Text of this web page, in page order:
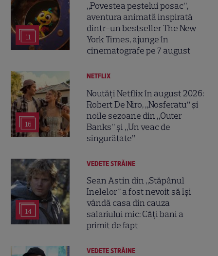
11
„Povestea peștelui posac”,
aventura animată inspirată
dintr-un bestseller The New
York Times, ajunge în
cinematografe pe 7 august
16
NETFLIX
Noutăți Netflix în august 2026:
Robert De Niro, „Nosferatu” și
noile sezoane din „Outer
Banks” și „Un veac de
singurătate”
14
VEDETE STRĂINE
Sean Astin din „Stăpânul
Inelelor” a fost nevoit să își
vândă casa din cauza
salariului mic: Câți bani a
primit de fapt
VEDETE STRĂINE